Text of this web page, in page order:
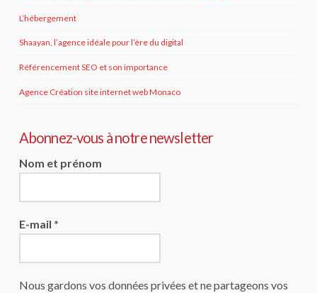
L’hébergement
Shaayan, l’agence idéale pour l’ère du digital
Référencement SEO et son importance
Agence Création site internet web Monaco
Abonnez-vous à notre newsletter
Nom et prénom
E-mail *
Nous gardons vos données privées et ne partageons vos